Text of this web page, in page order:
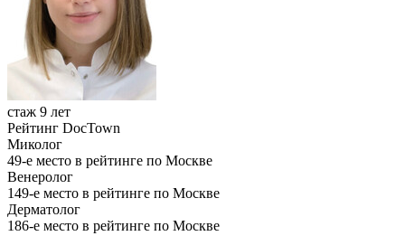
стаж 9 лет
Рейтинг DocTown
Миколог
49-е место в рейтинге по Москве
Венеролог
149-е место в рейтинге по Москве
Дерматолог
186-е место в рейтинге по Москве